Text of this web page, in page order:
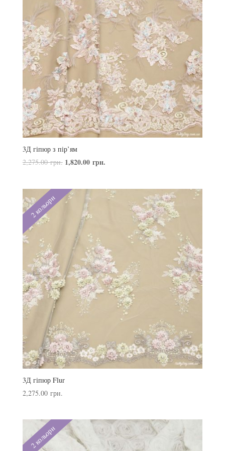
3Д гіпюр з пір’ям
2,275.00грн. 1,820.00 грн.
2 кольори
3Д гіпюр Flur
2,275.00 грн.
2 кольори